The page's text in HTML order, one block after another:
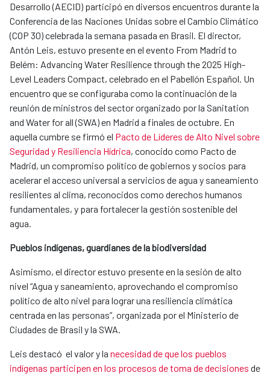
Desarrollo (AECID) participó en diversos encuentros durante la
Conferencia de las Naciones Unidas sobre el Cambio Climático
(COP 30) celebrada la semana pasada en Brasil. El director,
Antón Leis, estuvo presente en el evento From Madrid to
Belém: Advancing Water Resilience through the 2025 High-
Level Leaders Compact, celebrado en el Pabellón Español. Un
encuentro que se configuraba como la continuación de la
reunión de ministros del sector organizado por la Sanitation
and Water for all (SWA) en Madrid a finales de octubre. En
aquella cumbre se firmó el Pacto de Líderes de Alto Nivel sobre
Seguridad y Resiliencia Hídrica, conocido como Pacto de
Madrid, un compromiso político de gobiernos y socios para
acelerar el acceso universal a servicios de agua y saneamiento
resilientes al clima, reconocidos como derechos humanos
fundamentales, y para fortalecer la gestión sostenible del
agua.
Pueblos indígenas, guardianes de la biodiversidad
Asimismo, el director estuvo presente en la sesión de alto
nivel “Agua y saneamiento, aprovechando el compromiso
político de alto nivel para lograr una resiliencia climática
centrada en las personas”, organizada por el Ministerio de
Ciudades de Brasil y la SWA.
Leis destacó el valor y la necesidad de que los pueblos
indígenas participen en los procesos de toma de decisiones de